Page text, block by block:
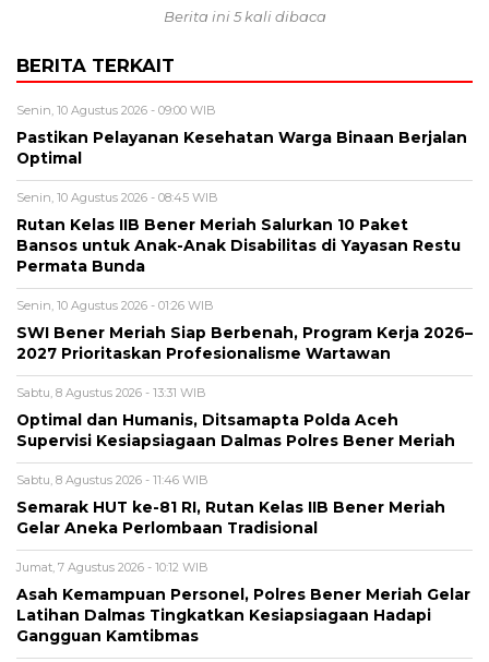
Berita ini 5 kali dibaca
BERITA TERKAIT
Senin, 10 Agustus 2026 - 09:00 WIB
Pastikan Pelayanan Kesehatan Warga Binaan Berjalan
Optimal
Senin, 10 Agustus 2026 - 08:45 WIB
Rutan Kelas IIB Bener Meriah Salurkan 10 Paket
Bansos untuk Anak-Anak Disabilitas di Yayasan Restu
Permata Bunda
Senin, 10 Agustus 2026 - 01:26 WIB
SWI Bener Meriah Siap Berbenah, Program Kerja 2026–
2027 Prioritaskan Profesionalisme Wartawan
Sabtu, 8 Agustus 2026 - 13:31 WIB
Optimal dan Humanis, Ditsamapta Polda Aceh
Supervisi Kesiapsiagaan Dalmas Polres Bener Meriah
Sabtu, 8 Agustus 2026 - 11:46 WIB
Semarak HUT ke-81 RI, Rutan Kelas IIB Bener Meriah
Gelar Aneka Perlombaan Tradisional
Jumat, 7 Agustus 2026 - 10:12 WIB
Asah Kemampuan Personel, Polres Bener Meriah Gelar
Latihan Dalmas Tingkatkan Kesiapsiagaan Hadapi
Gangguan Kamtibmas